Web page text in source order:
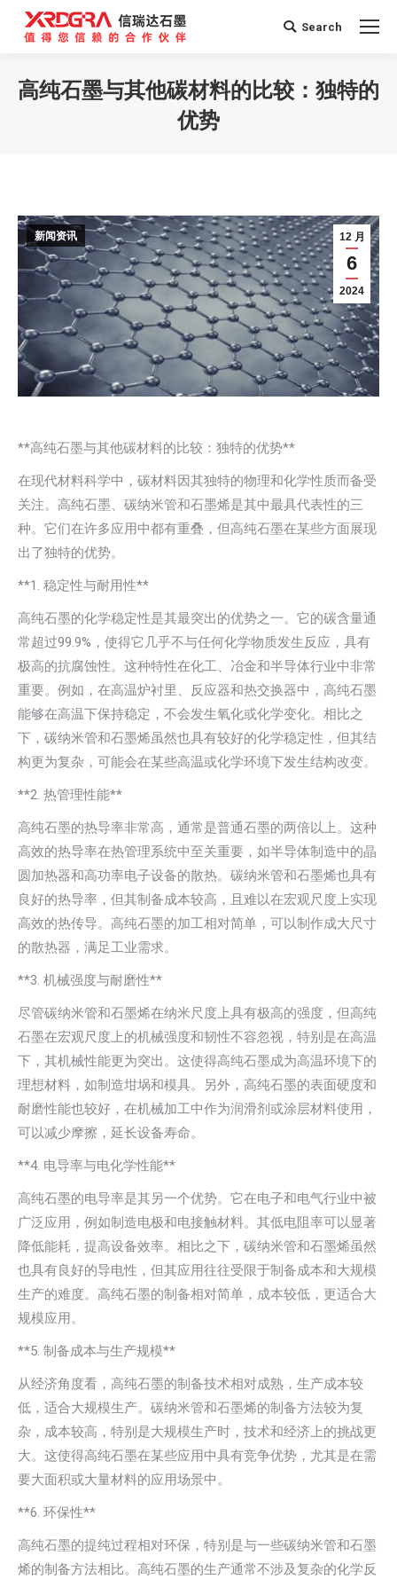
Search:
Search
高纯石墨与其他碳材料的比较：独特的
优势
12 月
6
2024
新闻资讯
**高纯石墨与其他碳材料的比较：独特的优势**
在现代材料科学中，碳材料因其独特的物理和化学性质而备受
关注。高纯石墨、碳纳米管和石墨烯是其中最具代表性的三
种。它们在许多应用中都有重叠，但高纯石墨在某些方面展现
出了独特的优势。
**1. 稳定性与耐用性**
高纯石墨的化学稳定性是其最突出的优势之一。它的碳含量通
常超过99.9%，使得它几乎不与任何化学物质发生反应，具有
极高的抗腐蚀性。这种特性在化工、冶金和半导体行业中非常
重要。例如，在高温炉衬里、反应器和热交换器中，高纯石墨
能够在高温下保持稳定，不会发生氧化或化学变化。相比之
下，碳纳米管和石墨烯虽然也具有较好的化学稳定性，但其结
构更为复杂，可能会在某些高温或化学环境下发生结构改变。
**2. 热管理性能**
高纯石墨的热导率非常高，通常是普通石墨的两倍以上。这种
高效的热导率在热管理系统中至关重要，如半导体制造中的晶
圆加热器和高功率电子设备的散热。碳纳米管和石墨烯也具有
良好的热导率，但其制备成本较高，且难以在宏观尺度上实现
高效的热传导。高纯石墨的加工相对简单，可以制作成大尺寸
的散热器，满足工业需求。
**3. 机械强度与耐磨性**
尽管碳纳米管和石墨烯在纳米尺度上具有极高的强度，但高纯
石墨在宏观尺度上的机械强度和韧性不容忽视，特别是在高温
下，其机械性能更为突出。这使得高纯石墨成为高温环境下的
理想材料，如制造坩埚和模具。另外，高纯石墨的表面硬度和
耐磨性能也较好，在机械加工中作为润滑剂或涂层材料使用，
可以减少摩擦，延长设备寿命。
**4. 电导率与电化学性能**
高纯石墨的电导率是其另一个优势。它在电子和电气行业中被
广泛应用，例如制造电极和电接触材料。其低电阻率可以显著
降低能耗，提高设备效率。相比之下，碳纳米管和石墨烯虽然
也具有良好的导电性，但其应用往往受限于制备成本和大规模
生产的难度。高纯石墨的制备相对简单，成本较低，更适合大
规模应用。
**5. 制备成本与生产规模**
从经济角度看，高纯石墨的制备技术相对成熟，生产成本较
低，适合大规模生产。碳纳米管和石墨烯的制备方法较为复
杂，成本较高，特别是大规模生产时，技术和经济上的挑战更
大。这使得高纯石墨在某些应用中具有竞争优势，尤其是在需
要大面积或大量材料的应用场景中。
**6. 环保性**
高纯石墨的提纯过程相对环保，特别是与一些碳纳米管和石墨
烯的制备方法相比。高纯石墨的生产通常不涉及复杂的化学反